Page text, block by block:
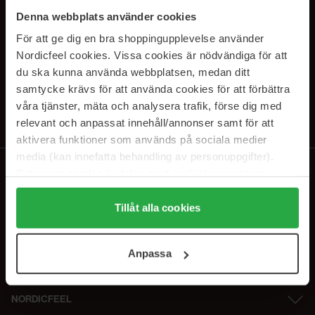
Denna webbplats använder cookies
För att ge dig en bra shoppingupplevelse använder
Nordicfeel cookies. Vissa cookies är nödvändiga för att
du ska kunna använda webbplatsen, medan ditt
samtycke krävs för att använda cookies för att förbättra
våra tjänster, mäta och analysera trafik, förse dig med
relevant och anpassat innehåll/annonser samt för att
aktivera funktioner som används på sociala medier
media (kan innefatta behandling av personuppgifter).
Genom att trycka på "Tillåt alla cookies" accepterar du
alla cookies, medan du under "Detaljer" kan anpassa
användningen av cookies. Du kan när som helst återkalla
samt vår Integritetspolicy.
Tillåt alla cookies
Anpassa
PRENUMERERA PÅ VÅRA
NYHETSBREV
Genom att prenumerera accepterar du vårIntegritetspolicy.
Avprenumerera när som helst.
NORDICFEEL